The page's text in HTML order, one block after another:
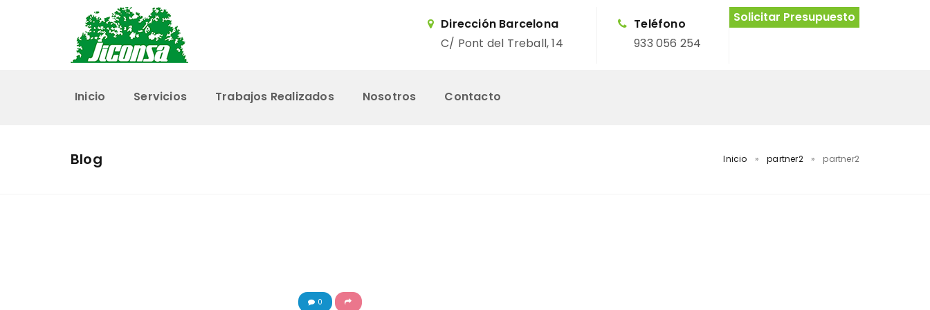
Dirección Barcelona
C/ Pont del Treball, 14
Teléfono
933 056 254
Solicitar Presupuesto
Inicio Servicios Trabajos Realizados Nosotros Contacto
Blog Inicio » partner2 » partner2
0